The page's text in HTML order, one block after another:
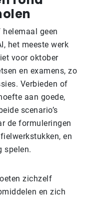
geen
het meeste werk
voor oktober
en examens, zo
Verbieden of
aan goede,
scenario’s
de formuleringen
en
spelen.
zichzelf
en zich